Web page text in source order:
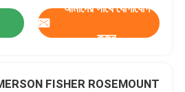
আমাদের সাথে যোগাযোগ
করুন
FISHER ROSEMOUNT